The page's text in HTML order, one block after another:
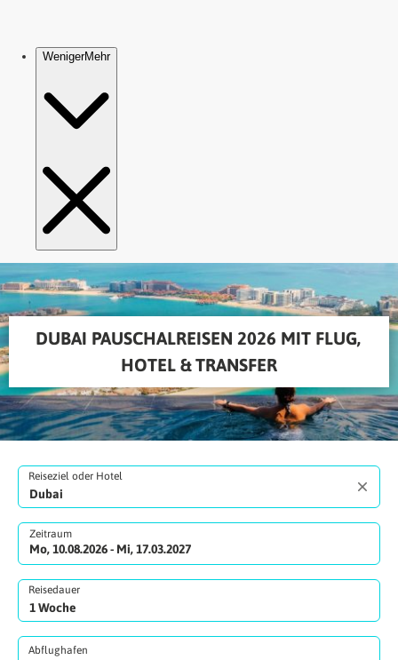
DUBAI PAUSCHALREISEN 2026 MIT FLUG,
HOTEL & TRANSFER
Reiseziel oder Hotel
Zeitraum
Mo, 10.08.2026 - Mi, 17.03.2027
Reisedauer
Abflughafen